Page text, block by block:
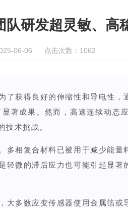
队研发超灵敏、高
06-06 点击次数：1062
获得良好的伸缩性和导电性
著成果。然而，高速连续动态
技术挑战。
相复合材料已被用于减少能
微的滞后应力也可能引起显
多数应变传感器使用金属箔或